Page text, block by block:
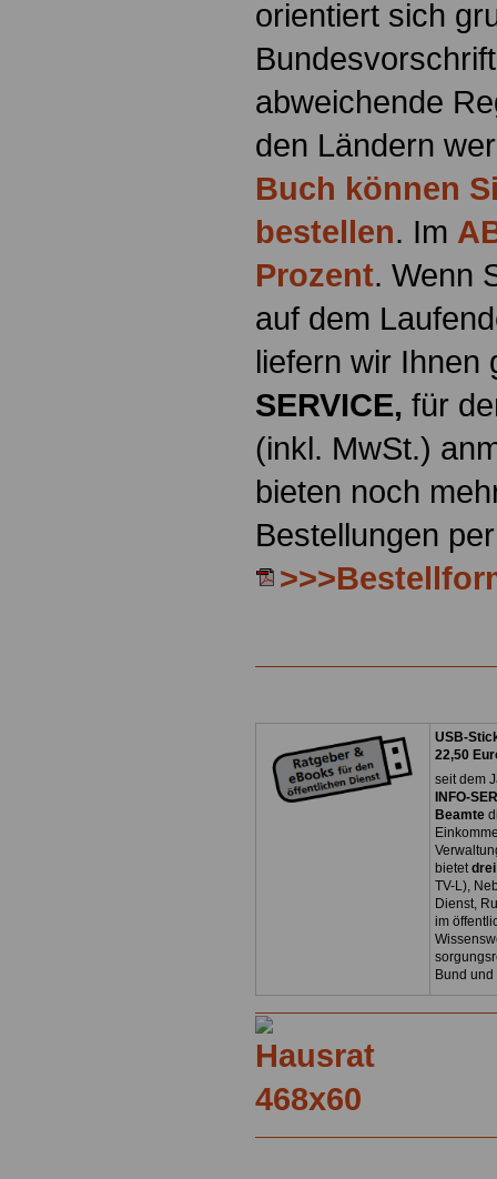
orientiert sich
abweichende
den Ländern
Buch können
bestellen. Im
Prozent. Wenn
auf dem
liefern wir
SERVICE, für
(inkl. MwSt.)
bieten noch
Bestellungen
USB-
22,50
seit dem
INFO-
Beamte
bietet
TV-L),
Dienst,
im
Bund